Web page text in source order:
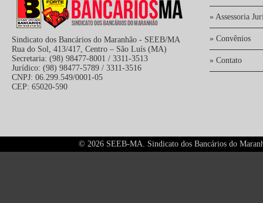
Sindicato dos Bancários do Maranhão - SEEB/MA
Rua do Sol, 413/417, Centro – São Luís (MA)
Secretaria: (98) 98477-8001 / 3311-3513
Jurídico: (98) 98477-5789 / 3311-3516
CNPJ: 06.299.549/0001-05
CEP: 65020-590
» Assessoria
» Convênios
» Contato
© 2026 SEEB-MA. Sindicato dos Bancários do